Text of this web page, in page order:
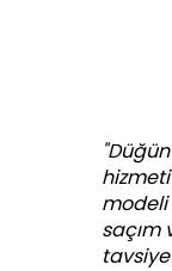
modeli
saçım